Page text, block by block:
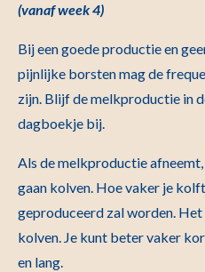
(vanaf week 4)
Bij een goede productie en
pijnlijke borsten mag de
zijn. Blijf de melkproductie in
dagboekje bij.
Als de melkproductie
gaan kolven. Hoe vaker je
geproduceerd zal worden.
kolven. Je kunt beter vaker
en lang.